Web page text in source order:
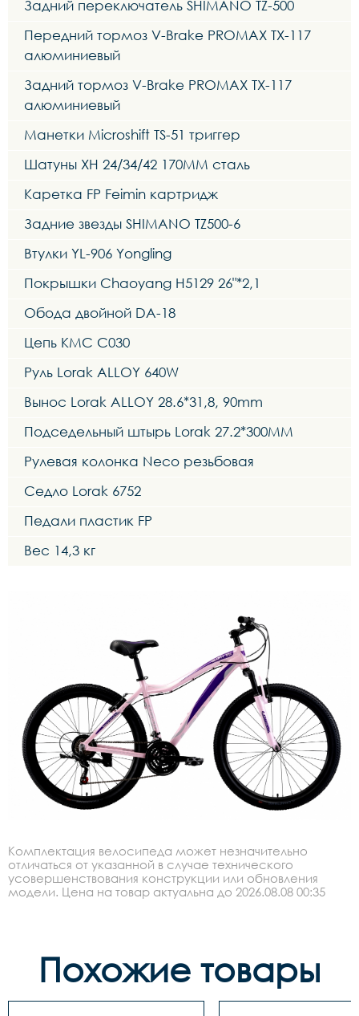
Задний переключатель SHIMANO TZ-500
Передний тормоз V-Brake PROMAX TX-117
алюминиевый
Задний тормоз V-Brake PROMAX TX-117
алюминиевый
Манетки Microshift TS-51 триггер
Шатуны XH 24/34/42 170MM сталь
Каретка FP Feimin картридж
Задние звезды SHIMANO TZ500-6
Втулки YL-906 Yongling
Покрышки Chaoyang H5129 26"*2,1
Обода двойной DA-18
Цепь KMC C030
Руль Lorak ALLOY 640W
Вынос Lorak ALLOY 28.6*31,8, 90mm
Подседельный штырь Lorak 27.2*300MM
Рулевая колонка Neco резьбовая
Седло Lorak 6752
Педали пластик FP
Вес 14,3 кг
Комплектация велосипеда может незначительно
отличаться от указанной в случае технического
усовершенствования конструкции или обновления
модели. Цена на товар актуальна до 2026.08.08 00:35
Похожие товары